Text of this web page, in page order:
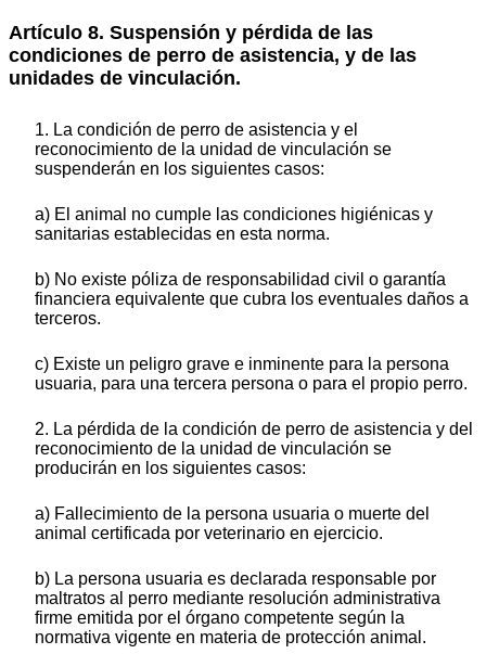
Artículo 8. Suspensión y pérdida de las
condiciones de perro de asistencia, y de las
unidades de vinculación.
1. La condición de perro de asistencia y el
reconocimiento de la unidad de vinculación se
suspenderán en los siguientes casos:
a) El animal no cumple las condiciones higiénicas y
sanitarias establecidas en esta norma.
b) No existe póliza de responsabilidad civil o garantía
financiera equivalente que cubra los eventuales daños a
terceros.
c) Existe un peligro grave e inminente para la persona
usuaria, para una tercera persona o para el propio perro.
2. La pérdida de la condición de perro de asistencia y del
reconocimiento de la unidad de vinculación se
producirán en los siguientes casos:
a) Fallecimiento de la persona usuaria o muerte del
animal certificada por veterinario en ejercicio.
b) La persona usuaria es declarada responsable por
maltratos al perro mediante resolución administrativa
firme emitida por el órgano competente según la
normativa vigente en materia de protección animal.